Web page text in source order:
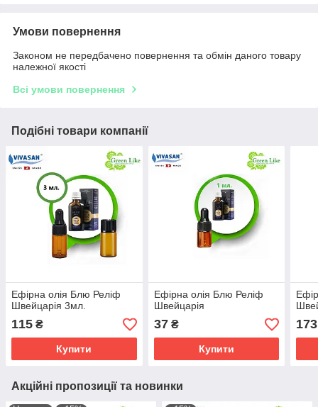
Умови повернення
Законом не передбачено повернення та обмін даного товару
належної якості
Всі умови повернення
Подібні товари компанії
Ефірна олія Блю Реліф
Швейцарія 3мл.
115 ₴
Купити
Ефірна олія Блю Реліф
Швейцарія
37₴
Купити
173
Акційні пропозиції та новинки